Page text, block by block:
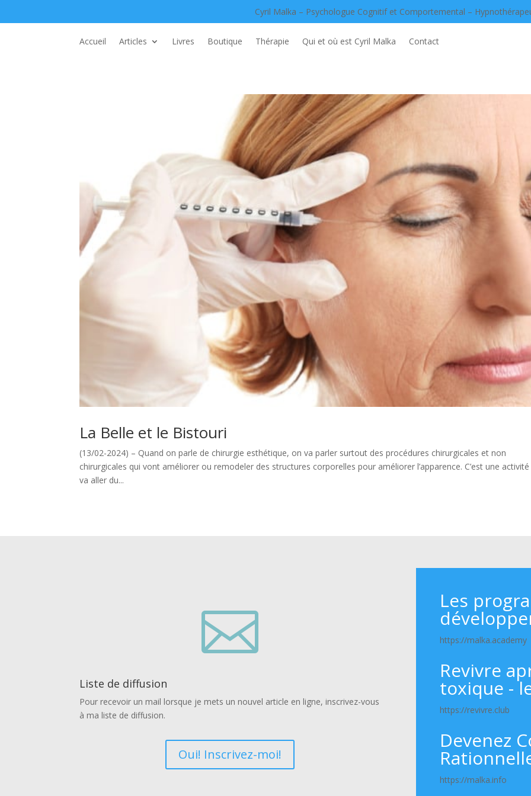
Cyril Malka – Psychologue Cognitif et Comportemental –
Accueil Articles Livres Boutique Thérapie Qui et où est Cyril Malka Contact
La Belle et le Bistouri
(13/02-2024) – Quand on parle de chirurgie esthétique, on va parler surtout des procédures chirurgicales et non
chirurgicales qui vont améliorer ou remodeler des structures corporelles pour améliorer l’apparence. C’est une
va aller du...

Liste de diffusion
Pour recevoir un mail lorsque je mets un nouvel article en ligne, inscrivez-vous
à ma liste de diffusion.
Oui! Inscrivez-moi!
Les
https://malka.academy
Revivre
toxique -
https://revivre.club
Devenez
https://malka.info